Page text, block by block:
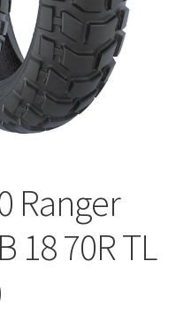
Ranger
18 70R TL